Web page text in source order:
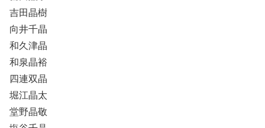
吉田晶樹
向井千晶
和久津晶
和泉晶裕
四連双晶
堀江晶太
堂野晶敬